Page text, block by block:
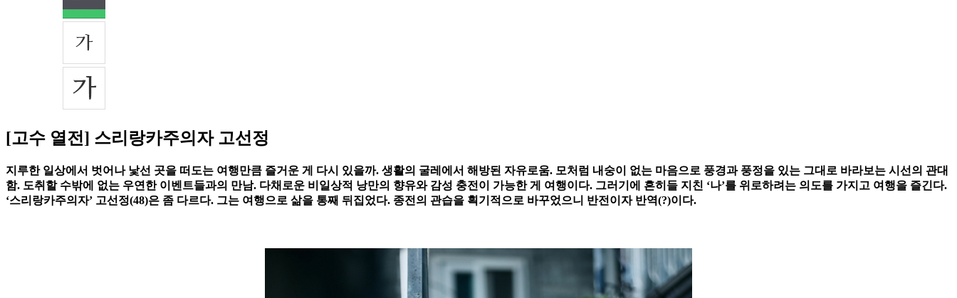
[고수 열전] 스리랑카주의자 고선정
지루한 일상에서 벗어나 낯선 곳을 떠도는 여행만큼 즐거운 게 다시 있을까. 생활의 굴레에서 해방된 자유로움. 모처럼 내숭이 없는 마음으로 풍경과 풍정을 있는 그대로 바라보는 시선의 관대
함. 도취할 수밖에 없는 우연한 이벤트들과의 만남. 다채로운 비일상적 낭만의 향유와 감성 충전이 가능한 게 여행이다. 그러기에 흔히들 지친 ‘나’를 위로하려는 의도를 가지고 여행을 즐긴다.
‘스리랑카주의자’ 고선정(48)은 좀 다르다. 그는 여행으로 삶을 통째 뒤집었다. 종전의 관습을 획기적으로 바꾸었으니 반전이자 반역(?)이다.